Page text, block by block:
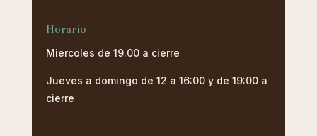
Horario
Miercoles de 19.00 a cierre
Jueves a domingo de 12 a 16:00 y de 19:00 a
cierre